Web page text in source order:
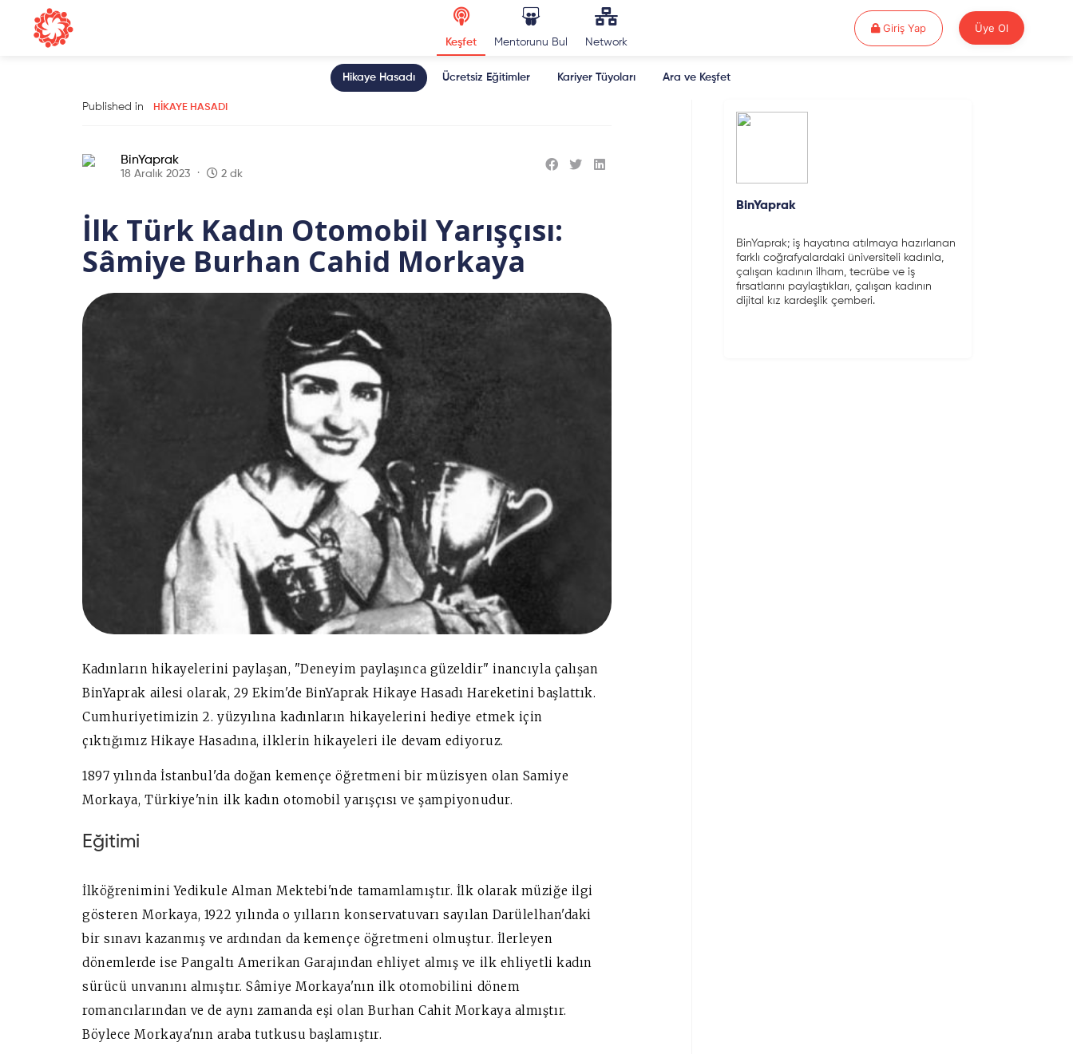
Keşfet Mentorunu Bul Network
Giriş YapGiriş Yap Üye Ol
Hikaye Hasadı Ücretsiz Eğitimler Kariyer Tüyoları Ara ve Keşfet
Published in HIKAYE HASADI
BinYaprak
18 Aralık 2023 2 dk
İlk Türk Kadın Otomobil Yarışçısı:
Sâmiye Burhan Cahid Morkaya
Kadınların hikayelerini paylaşan, "Deneyim paylaşınca güzeldir" inancıyla çalışan
BinYaprak ailesi olarak, 29 Ekim'de BinYaprak Hikaye Hasadı Hareketini başlattık.
Cumhuriyetimizin 2. yüzyılına kadınların hikayelerini hediye etmek için
çıktığımız Hikaye Hasadına, ilklerin hikayeleri ile devam ediyoruz.
1897 yılında İstanbul'da doğan kemençe öğretmeni bir müzisyen olan Samiye
Morkaya, Türkiye'nin ilk kadın otomobil yarışçısı ve şampiyonudur.
Eğitimi
İlköğrenimini Yedikule Alman Mektebi'nde tamamlamıştır. İlk olarak müziğe ilgi
gösteren Morkaya, 1922 yılında o yılların konservatuvarı sayılan Darülelhan'daki
bir sınavı kazanmış ve ardından da kemençe öğretmeni olmuştur. İlerleyen
dönemlerde ise Pangaltı Amerikan Garajından ehliyet almış ve ilk ehliyetli kadın
sürücü unvanını almıştır. Sâmiye Morkaya'nın ilk otomobilini dönem
romancılarından ve de aynı zamanda eşi olan Burhan Cahit Morkaya almıştır.
Böylece Morkaya'nın araba tutkusu başlamıştır.
BinYaprak
BinYaprak; iş hayatına atılmaya hazırlanan
farklı coğrafyalardaki üniversiteli kadınla,
çalışan kadının ilham, tecrübe ve iş
fırsatlarını paylaştıkları, çalışan kadının
dijital kız kardeşlik çemberi.